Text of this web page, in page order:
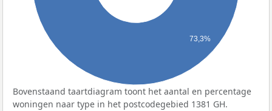
73,3%
Bovenstaand taartdiagram toont het aantal en percentage
woningen naar type in het postcodegebied 1381 GH.